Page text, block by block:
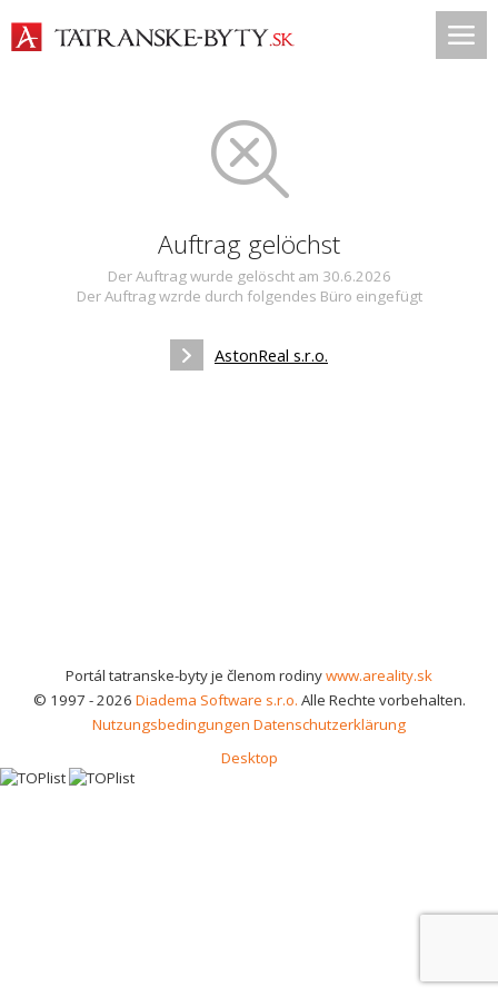
Auftrag gelöchst
Der Auftrag wurde gelöscht am 30.6.2026
Der Auftrag wzrde durch folgendes Büro eingefügt
AstonReal s.r.o.
Portál tatranske-byty je členom rodinywww.areality.sk
© 1997 - 2026 Diadema Software s.r.o. Alle Rechte vorbehalten.
Nutzungsbedingungen Datenschutzerklärung
Desktop